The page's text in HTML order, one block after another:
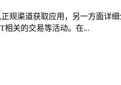
规渠道获取应用，另一方面详
相关的交易等活动。在...